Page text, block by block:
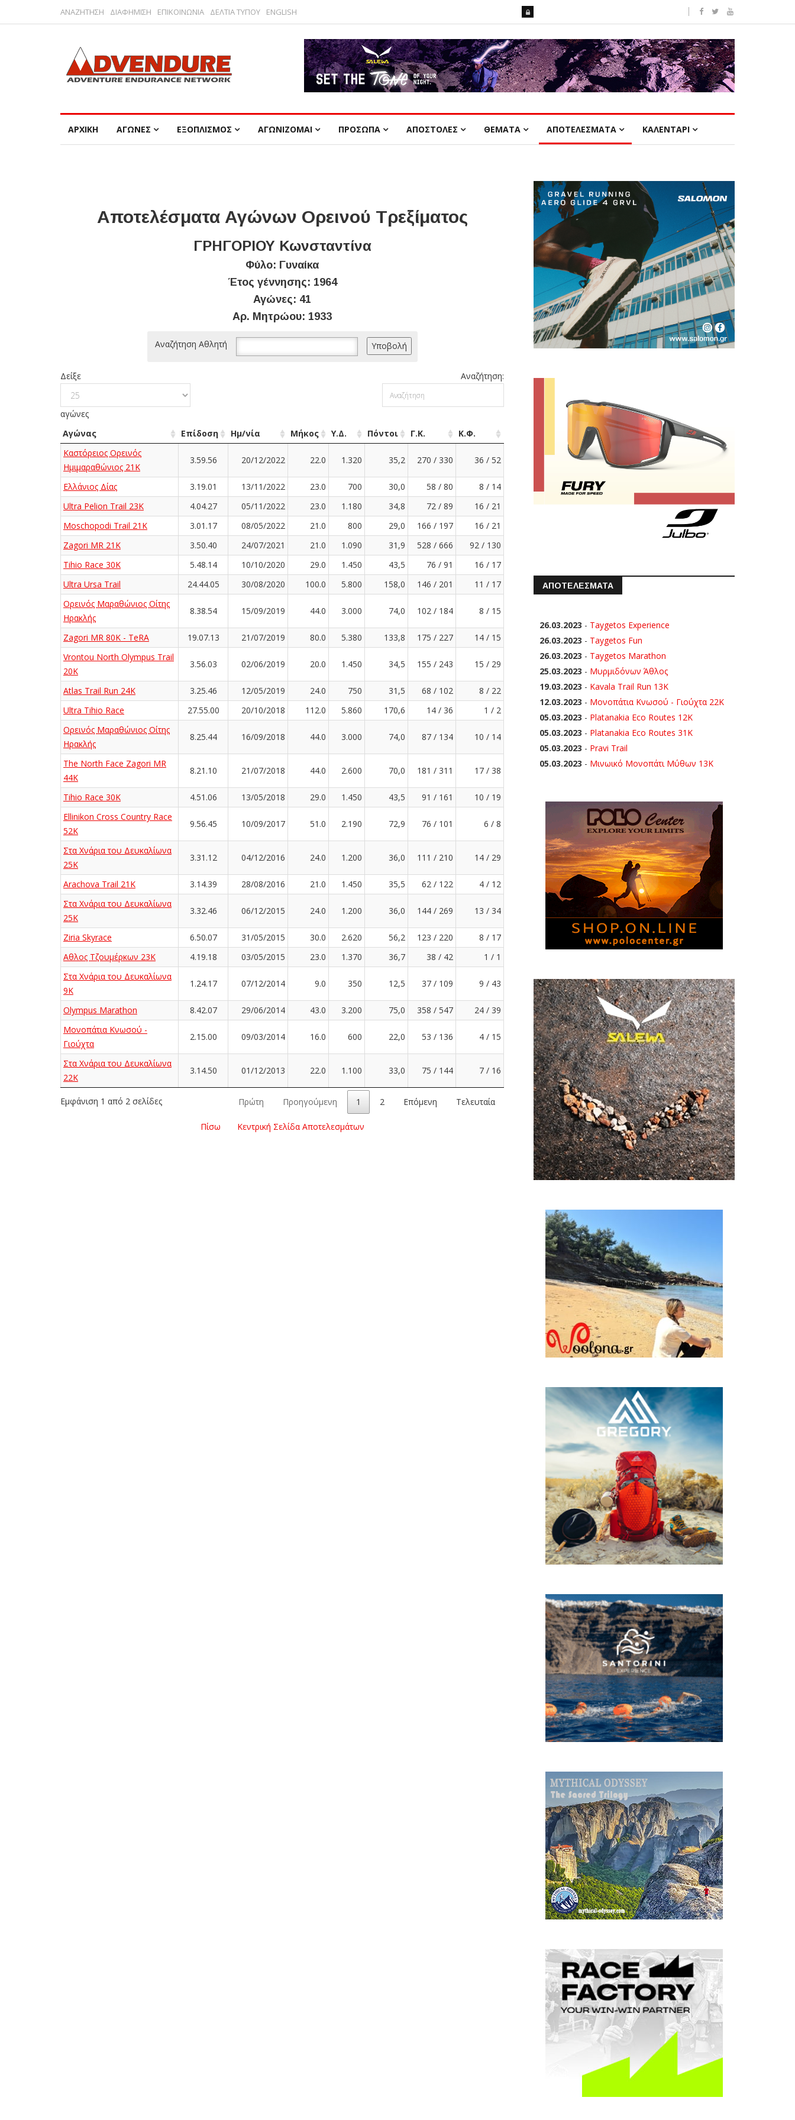
ΑΝΑΖΗΤΗΣΗ ΔΙΑΦΗΜΙΣΗ ΕΠΙΚΟΙΝΩΝΙΑ ΔΕΛΤΙΑ ΤΥΠΟΥ ENGLISH
ΑΡΧΙΚΗ ΑΓΩΝΕΣ ΕΞΟΠΛΙΣΜΟΣ ΑΓΩΝΙΖΟΜΑΙ ΠΡΟΣΩΠΑ ΑΠΟΣΤΟΛΕΣ ΘΕΜΑΤΑ ΑΠΟΤΕΛΕΣΜΑΤΑ ΚΑΛΕΝΤΑΡΙ
Αποτελέσματα Αγώνων Ορεινού Τρεξίματος
ΓΡΗΓΟΡΙΟΥ Κωνσταντίνα
Φύλο: Γυναίκα
Έτος γέννησης: 1964
Αγώνες: 41
Αρ. Μητρώου: 1933
Αναζήτηση Αθλητή
Δείξε
αγώνες
Αναζήτηση:
Αγώνας Επίδοση Ημ/νία Μήκος Υ.Δ. Πόντοι Γ.Κ.
Κ.Φ.
Καστόρειος Ορεινός
Ημιμαραθώνιος 21Κ
3.59.56 20/12/2022 22.0 1.320 35,2 270 / 330 36 / 52
Ελλάνιος Δίας 3.19.01 13/11/2022 23.0 700 30,0 58 / 80
8 / 14
Ultra Pelion Trail 23K
4.04.27 05/11/2022 23.0 1.180 34,8 72 / 89
16 / 21
Moschopodi Trail 21K
3.01.17 08/05/2022 21.0 800 29,0 166 / 197
16 / 21
Zagori MR 21K
3.50.40 24/07/2021 21.0 1.090 31,9 528 / 666
92 / 130
Tihio Race 30K
5.48.14 10/10/2020 29.0 1.450 43,5 76 / 91
16 / 17
Ultra Ursa Trail
24.44.05 30/08/2020 100.0 5.800 158,0 146 / 201
11 / 17
Ορεινός Μαραθώνιος Οίτης
Ηρακλής
8.38.54 15/09/2019 44.0 3.000 74,0 102 / 184 8 / 15
Zagori MR 80K - TeRA 19.07.13 21/07/2019 80.0 5.380 133,8 175 / 227
14 / 15
Vrontou North Olympus Trail
20K
3.56.03 02/06/2019 20.0 1.450 34,5 155 / 243 15 / 29
Atlas Trail Run 24K 3.25.46 12/05/2019 24.0 750 31,5 68 / 102
8 / 22
Ultra Tihio Race
27.55.00 20/10/2018 112.0 5.860 170,6 14 / 36
1 / 2
Ορεινός Μαραθώνιος Οίτης
Ηρακλής
8.25.44 16/09/2018 44.0 3.000 74,0 87 / 134 10 / 14
The North Face Zagori MR
44K
8.21.10 21/07/2018 44.0 2.600 70,0 181 / 311 17 / 38
Tihio Race 30K 4.51.06 13/05/2018 29.0 1.450 43,5 91 / 161
10 / 19
Ellinikon Cross Country Race
52K
9.56.45 10/09/2017 51.0 2.190 72,9 76 / 101 6 / 8
Στα Χνάρια του Δευκαλίωνα
25K
3.31.12 04/12/2016 24.0 1.200 36,0 111 / 210 14 / 29
Arachova Trail 21K 3.14.39 28/08/2016 21.0 1.450 35,5 62 / 122
4 / 12
Στα Χνάρια του Δευκαλίωνα
25K
3.32.46 06/12/2015 24.0 1.200 36,0 144 / 269 13 / 34
Ziria Skyrace 6.50.07 31/05/2015 30.0 2.620 56,2 123 / 220
8 / 17
Αθλος Τζουμέρκων 23Κ
4.19.18 03/05/2015 23.0 1.370 36,7 38 / 42
1 / 1
Στα Χνάρια του Δευκαλίωνα
9K
1.24.17 07/12/2014 9.0 350 12,5 37 / 109 9 / 43
Olympus Marathon 8.42.07 29/06/2014 43.0 3.200 75,0 358 / 547
24 / 39
Μονοπάτια Κνωσού -
Γιούχτα
2.15.00 09/03/2014 16.0 600 22,0 53 / 136 4 / 15
Στα Χνάρια του Δευκαλίωνα
22K
3.14.50 01/12/2013 22.0 1.100 33,0 75 / 144 7 / 16
Εμφάνιση 1 από 2 σελίδες Πρώτη Προηγούμενη 1 2 Επόμενη Τελευταία
Πίσω Κεντρική Σελίδα Αποτελεσμάτων
ΑΠΟΤΕΛΕΣΜΑΤΑ
26.03.2023 - Taygetos Experience
26.03.2023 - Taygetos Fun
26.03.2023 - Taygetos Marathon
25.03.2023 - Μυρμιδόνων Άθλος
19.03.2023 - Kavala Trail Run 13K
12.03.2023 - Μονοπάτια Κνωσού - Γιούχτα 22Κ
05.03.2023 - Platanakia Eco Routes 12K
05.03.2023 - Platanakia Eco Routes 31K
05.03.2023 - Pravi Trail
05.03.2023 - Μινωικό Μονοπάτι Μύθων 13Κ